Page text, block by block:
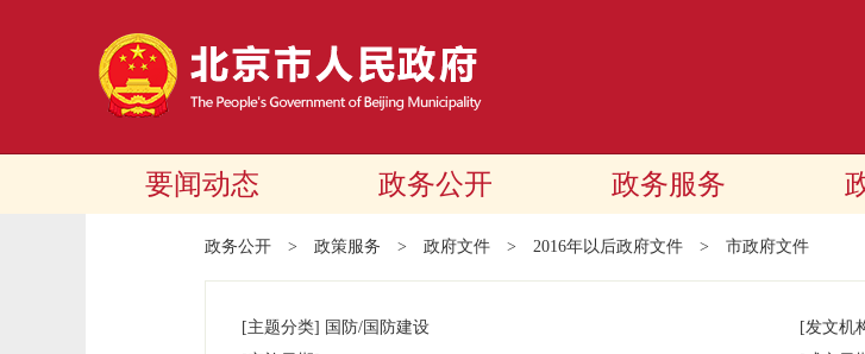
要闻动态 政务公开 政务服务
政务公开 > 政策服务 > 政府文件 > 2016年以后政府文件 > 市政府文件
[主题分类] 国防/国防建设 [发文机